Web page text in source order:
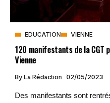
EDUCATION VIENNE
120 manifestants de la CGT
Vienne
By La Rédaction 02/05/2023
Des manifestants sont